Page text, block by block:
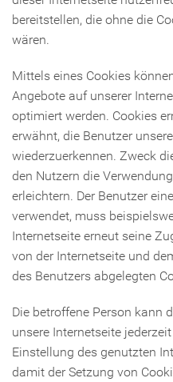
bereitstellen, die ohne die
wären.
Mittels eines Cookies
Angebote auf unserer
optimiert werden. Cookies
erwähnt, die Benutzer
wiederzuerkennen. Zweck
den Nutzern die
erleichtern. Der Benutzer
verwendet, muss
Internetseite erneut seine
von der Internetseite und
des Benutzers abgelegten
Die betroffene Person kann
unsere Internetseite
Einstellung des genutzten
damit der Setzung von